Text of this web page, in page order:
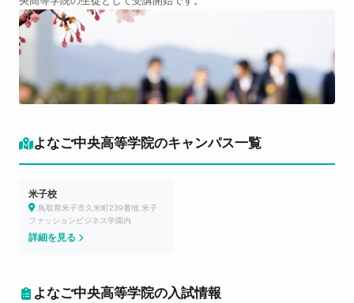
よなご中央高等学院のキャンパス一覧
米子校
鳥取県米子市久米町239番地 米子
ファッションビジネス学園内
詳細を見る
よなご中央高等学院の入試情報